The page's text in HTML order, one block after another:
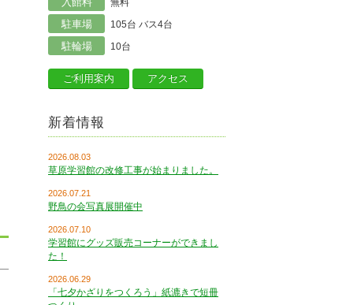
駐車場 105台 バス4台
駐輪場 10台
ご利用案内 アクセス
新着情報
2026.08.03
草原学習館の改修工事が始まりました。
2026.07.21
野鳥の会写真展開催中
2026.07.10
学習館にグッズ販売コーナーができまし
た！
2026.06.29
「七夕かざりをつくろう」紙漉きで短冊